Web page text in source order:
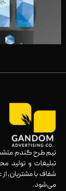
تیم طرح گندم
تبلیغات و تولید
شفاف با مشتریان،
می‌شود.